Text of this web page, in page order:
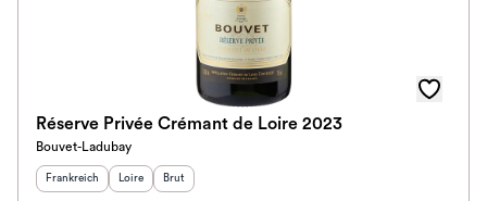
Réserve Privée Crémant de Loire 2023
Bouvet-Ladubay
Herkunftsland
Frankreich Herkunftsregion
Loire Geschmack
Brut